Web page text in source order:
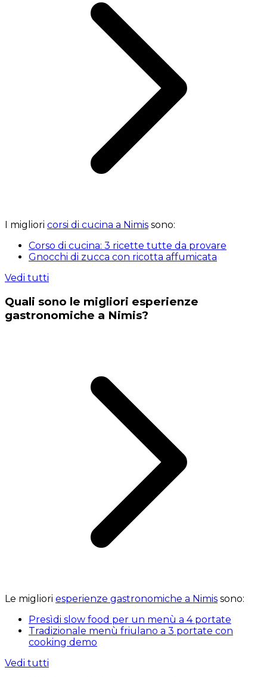
I migliori corsi di cucina a Nimis sono:
Corso di cucina: 3 ricette tutte da provare
Gnocchi di zucca con ricotta affumicata
Vedi tutti
Quali sono le migliori esperienze
gastronomiche a Nimis?
Le migliori esperienze gastronomiche a Nimis sono:
Presìdi slow food per un menù a 4 portate
Tradizionale menù friulano a 3 portate con
cooking demo
Vedi tutti